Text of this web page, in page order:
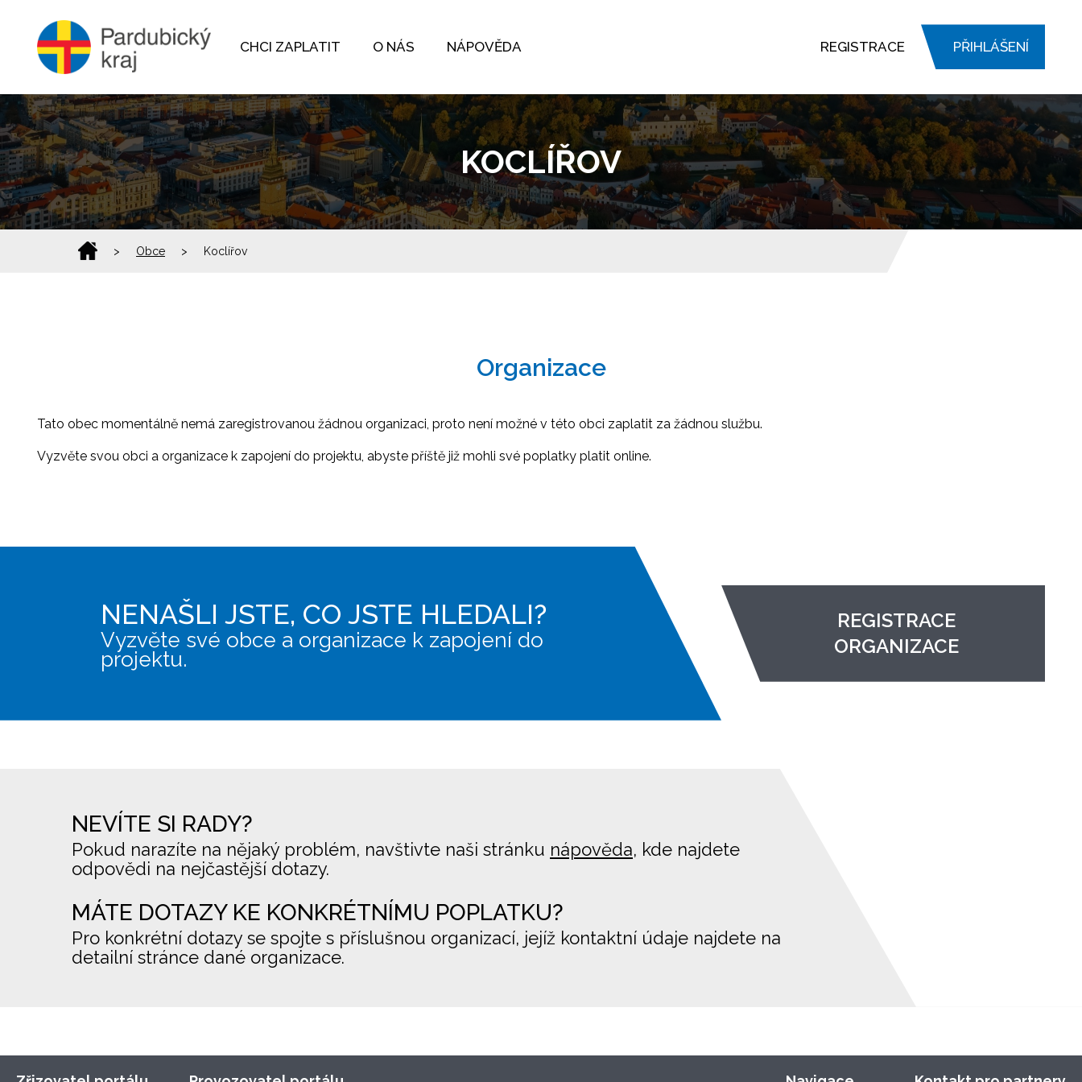
CHCI ZAPLATIT O NÁS NÁPOVĚDA REGISTRACE PŘIHLÁŠENÍ
KOCLÍŘOV
> Obce > Koclířov
Organizace
Tato obec momentálně nemá zaregistrovanou žádnou organizaci, proto není možné v této obci zaplatit za žádnou službu.
Vyzvěte svou obci a organizace k zapojení do projektu, abyste příště již mohli své poplatky platit online.
NENAŠLI JSTE, CO JSTE HLEDALI?
Vyzvěte své obce a organizace k zapojení do
projektu.
REGISTRACE
ORGANIZACE
NEVÍTE SI RADY?
Pokud narazíte na nějaký problém, navštivte naši stránku nápověda, kde najdete
odpovědi na nejčastější dotazy.
MÁTE DOTAZY KE KONKRÉTNÍMU POPLATKU?
Pro konkrétní dotazy se spojte s příslušnou organizací, jejíž kontaktní údaje najdete na
detailní stránce dané organizace.